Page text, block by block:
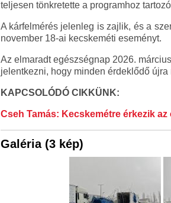
teljesen tönkretette a programhoz
A kárfelmérés jelenleg is zajlik, és a
november 18-ai kecskeméti eseményt.
Az elmaradt egészségnap 2026.
jelentkezni, hogy minden érdeklődő
KAPCSOLÓDÓ CIKKÜNK:
Cseh Tamás: Kecskemétre érkezik
Galéria (3 kép)